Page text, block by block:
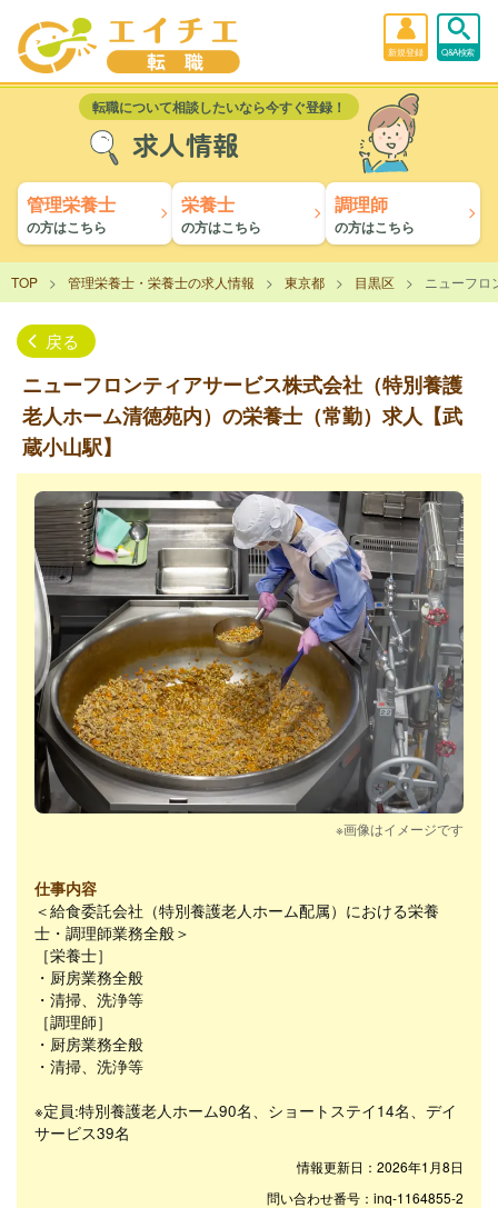
新規登録 Q&A検索
転職について相談したいなら今すぐ登録！
求人情報
管理栄養士
の方はこちら
栄養士
の方はこちら
調理師
の方はこちら
TOP 管理栄養士・栄養士の求人情報 東京都 目黒区 ニューフロ
戻る
ニューフロンティアサービス株式会社（特別養護
老人ホーム清徳苑内）の栄養士（常勤）求人【武
蔵小山駅】
※画像はイメージです
仕事内容
＜給食委託会社（特別養護老人ホーム配属）における栄養
士・調理師業務全般＞
［栄養士］
・厨房業務全般
・清掃、洗浄等
［調理師］
・厨房業務全般
・清掃、洗浄等
※定員:特別養護老人ホーム90名、ショートステイ14名、デイ
サービス39名
情報更新日：2026年1月8日
問い合わせ番号：inq-1164855-2